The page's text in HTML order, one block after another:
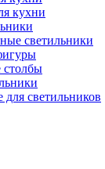
кухни
светильники
светильников